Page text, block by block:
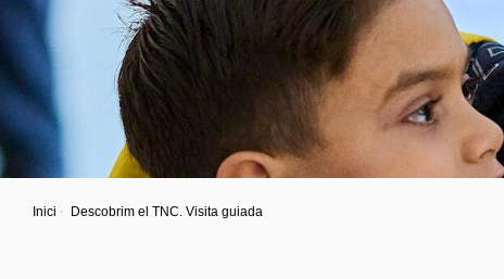
Inici Descobrim el TNC. Visita guiada